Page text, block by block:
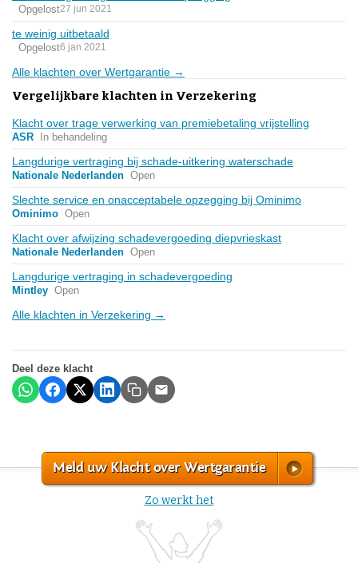
Opgelost27 jun 2021
te weinig uitbetaald
Opgelost6 jan 2021
Alle klachten over Wertgarantie →
Vergelijkbare klachten in Verzekering
Klacht over trage verwerking van premiebetaling vrijstelling
ASR In behandeling
Langdurige vertraging bij schade-uitkering waterschade
Nationale Nederlanden Open
Slechte service en onacceptabele opzegging bij Ominimo
Ominimo Open
Klacht over afwijzing schadevergoeding diepvrieskast
Nationale Nederlanden Open
Langdurige vertraging in schadevergoeding
Mintley Open
Alle klachten in Verzekering →
Deel deze klacht
Meld uw Klacht over Wertgarantie
Zo werkt het